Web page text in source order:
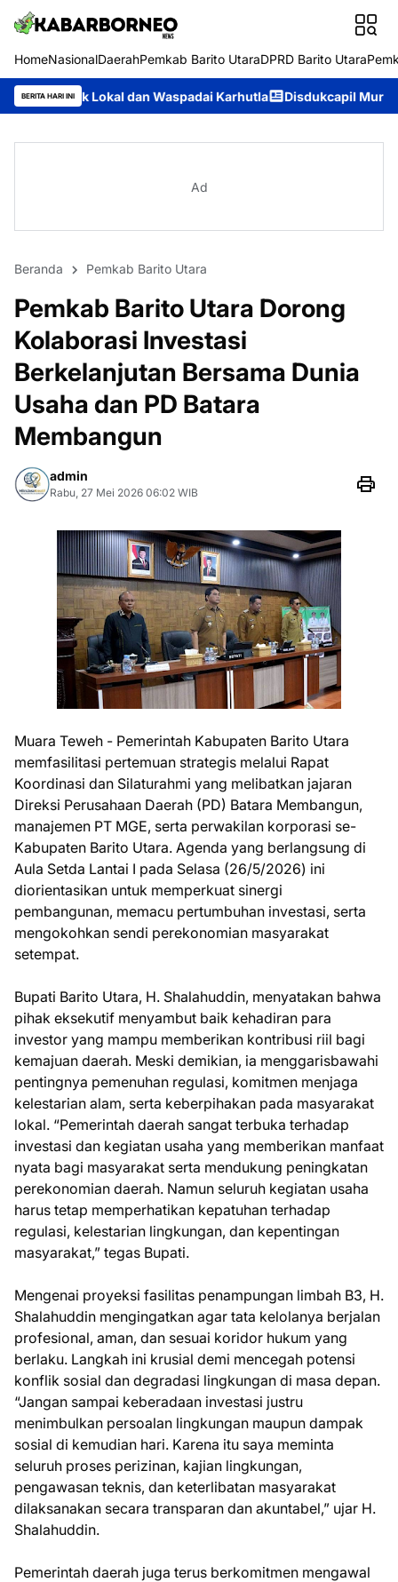
HomeNasionalDaerahPemkab Barito UtaraDPRD Barito Utara
BERITA HARI INI
Waspadai Karhutla Disdukcapil Murung Raya Catat IKM
Ad
Beranda Pemkab Barito Utara
Pemkab Barito Utara Dorong
Kolaborasi Investasi
Berkelanjutan Bersama Dunia
Usaha dan PD Batara
Membangun
admin
Rabu, 27 Mei 2026 06:02 WIB
Muara Teweh - Pemerintah Kabupaten Barito Utara
memfasilitasi pertemuan strategis melalui Rapat
Koordinasi dan Silaturahmi yang melibatkan jajaran
Direksi Perusahaan Daerah (PD) Batara Membangun,
manajemen PT MGE, serta perwakilan korporasi se-
Kabupaten Barito Utara. Agenda yang berlangsung di
Aula Setda Lantai I pada Selasa (26/5/2026) ini
diorientasikan untuk memperkuat sinergi
pembangunan, memacu pertumbuhan investasi, serta
mengokohkan sendi perekonomian masyarakat
setempat.
Bupati Barito Utara, H. Shalahuddin, menyatakan bahwa
pihak eksekutif menyambut baik kehadiran para
investor yang mampu memberikan kontribusi riil bagi
kemajuan daerah. Meski demikian, ia menggarisbawahi
pentingnya pemenuhan regulasi, komitmen menjaga
kelestarian alam, serta keberpihakan pada masyarakat
lokal. “Pemerintah daerah sangat terbuka terhadap
investasi dan kegiatan usaha yang memberikan manfaat
nyata bagi masyarakat serta mendukung peningkatan
perekonomian daerah. Namun seluruh kegiatan usaha
harus tetap memperhatikan kepatuhan terhadap
regulasi, kelestarian lingkungan, dan kepentingan
masyarakat,” tegas Bupati.
Mengenai proyeksi fasilitas penampungan limbah B3, H.
Shalahuddin mengingatkan agar tata kelolanya berjalan
profesional, aman, dan sesuai koridor hukum yang
berlaku. Langkah ini krusial demi mencegah potensi
konflik sosial dan degradasi lingkungan di masa depan.
“Jangan sampai keberadaan investasi justru
menimbulkan persoalan lingkungan maupun dampak
sosial di kemudian hari. Karena itu saya meminta
seluruh proses perizinan, kajian lingkungan,
pengawasan teknis, dan keterlibatan masyarakat
dilaksanakan secara transparan dan akuntabel,” ujar H.
Shalahuddin.
Pemerintah daerah juga terus berkomitmen mengawal